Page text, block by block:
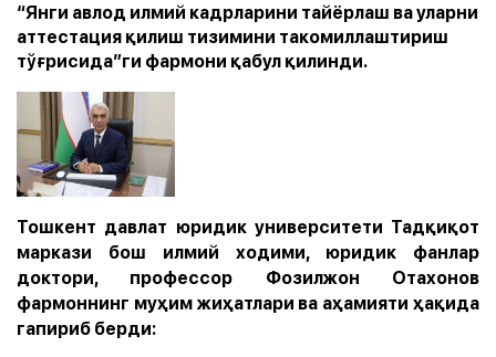
“Янги авлод илмий кадрларини тайёрлаш ва уларни
аттестация қилиш тизимини такомиллаштириш
тўғрисида”ги фармони қабул қилинди.
Тошкент давлат юридик университети Тадқиқот
маркази бош илмий ходими, юридик фанлар
доктори, профессор Фозилжон Отахонов
фармоннинг муҳим жиҳатлари ва аҳамияти ҳақида
гапириб берди: